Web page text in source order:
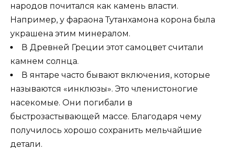
народов почитался как камень власти.
Например, у фараона Тутанхамона корона была
украшена этим минералом.
В Древней Греции этот самоцвет считали
камнем солнца.
В янтаре часто бывают включения, которые
называются «инклюзы». Это членистоногие
насекомые. Они погибали в
быстрозастывающей массе. Благодаря чему
получилось хорошо сохранить мельчайшие
детали.